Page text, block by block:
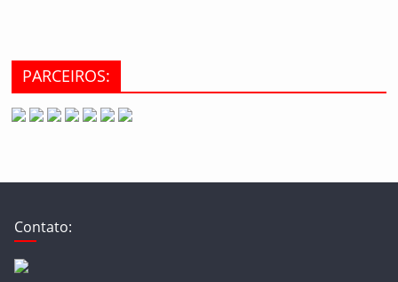
PARCEIROS:
Contato: